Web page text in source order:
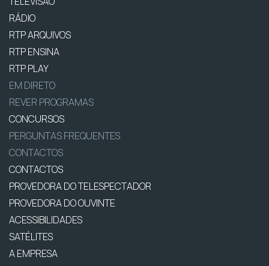
RÁDIO
RTP ARQUIVOS
RTP ENSINA
RTP PLAY
EM DIRETO
REVER PROGRAMAS
CONCURSOS
PERGUNTAS FREQUENTES
CONTACTOS
CONTACTOS
PROVEDORA DO TELESPECTADOR
PROVEDORA DO OUVINTE
ACESSIBILIDADES
SATÉLITES
A EMPRESA